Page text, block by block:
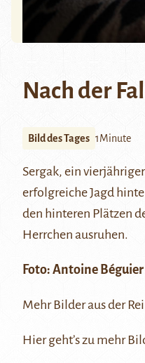
Nach der
Bild des Tages 1Minute
Sergak, ein
erfolgreicheJagd
den hinteren Plätzen
Herrchen ausruhen.
Foto: Antoine Béguier
Mehr Bilder aus der
Hiergeht’s zu mehr